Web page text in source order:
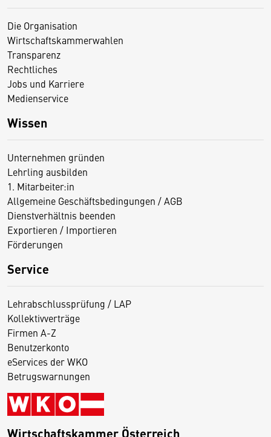
Die Organisation
Wirtschaftskammerwahlen
Transparenz
Rechtliches
Jobs und Karriere
Medienservice
Wissen
Unternehmen gründen
Lehrling ausbilden
1. Mitarbeiter:in
Allgemeine Geschäftsbedingungen / AGB
Dienstverhältnis beenden
Exportieren / Importieren
Förderungen
Service
Lehrabschlussprüfung / LAP
Kollektivverträge
Firmen A-Z
Benutzerkonto
eServices der WKO
Betrugswarnungen
Wirtschaftskammer Österreich